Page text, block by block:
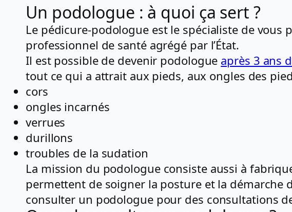
Un podologue : à quoi ça sert ?
Le pédicure-podologue est le spécialiste de vous
professionnel de santé agrégé par l’État.
Il est possible de devenir podologue après 3 ans
tout ce qui a attrait aux pieds, aux ongles des
cors
ongles incarnés
verrues
durillons
troubles de la sudation
La mission du podologue consiste aussi à
permettent de soigner la posture et la démarche
consulter un podologue pour des consultations